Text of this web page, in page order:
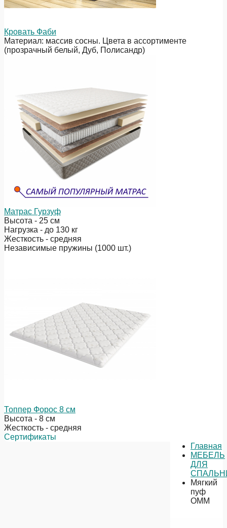
Кровать Фаби
Материал: массив сосны. Цвета в ассортименте
(прозрачный белый, Дуб, Полисандр)
Матрас Гурзуф
Высота - 25 см
Нагрузка - до 130 кг
Жесткость - средняя
Независимые пружины (1000 шт.)
Топпер Форос 8 см
Высота - 8 см
Жесткость - средняя
Сертификаты
Главная
МЕБЕЛЬ
ДЛЯ
Мягкий
пуф
ОММ